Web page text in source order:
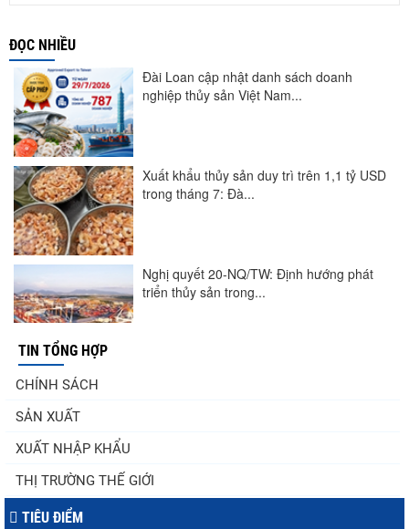
ĐỌC NHIỀU
Đài Loan cập nhật danh sách doanh
nghiệp thủy sản Việt Nam...
Xuất khẩu thủy sản duy trì trên 1,1 tỷ USD
trong tháng 7: Đà...
Nghị quyết 20-NQ/TW: Định hướng phát
triển thủy sản trong...
Thuế Mục 301 và bài toán thích ứng của
tôm Việt tại thị...
TIN TỔNG HỢP
CHÍNH SÁCH
SẢN XUẤT
XUẤT NHẬP KHẨU
THỊ TRƯỜNG THẾ GIỚI
TIÊU ĐIỂM